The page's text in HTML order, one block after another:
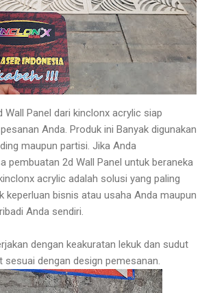
Wall Panel dari kinclonx acrylic siap
Anda. Produk ini Banyak digunakan
maupun partisi. Jika Anda
pembuatan 2d Wall Panel untuk beraneka
acrylic adalah solusi yang paling
keperluan bisnis atau usaha Anda maupun
Anda sendiri.
dengan keakuratan lekuk dan sudut
sesuai dengan design pemesanan.